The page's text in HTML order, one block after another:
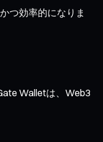
つ効率的になりま
Walletは、Web3